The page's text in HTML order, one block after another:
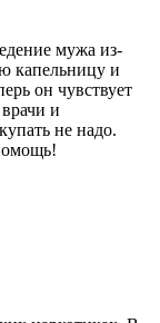
мужа из-
капельницу и
он чувствует
и
не надо.